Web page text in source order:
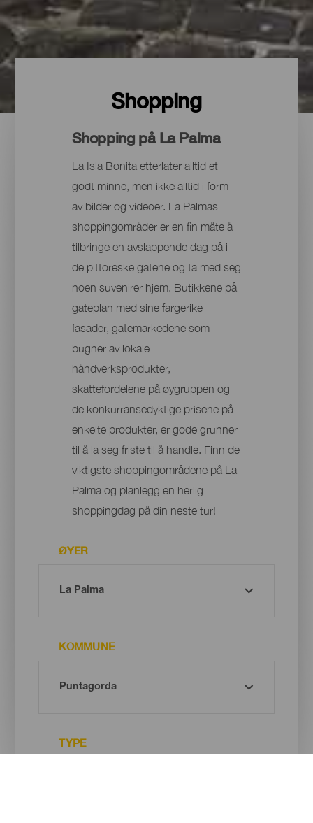
Shopping
Shopping på La Palma
La Isla Bonita etterlater alltid et
godt minne, men ikke alltid i form
av bilder og videoer. La Palmas
shoppingområder er en fin måte å
tilbringe en avslappende dag på i
de pittoreske gatene og ta med seg
noen suvenirer hjem. Butikkene på
gateplan med sine fargerike
fasader, gatemarkedene som
bugner av lokale
håndverksprodukter,
skattefordelene på øygruppen og
de konkurransedyktige prisene på
enkelte produkter, er gode grunner
til å la seg friste til å handle. Finn de
viktigste shoppingområdene på La
Palma og planlegg en herlig
shoppingdag på din neste tur!
ØYER
KOMMUNE
TYPE